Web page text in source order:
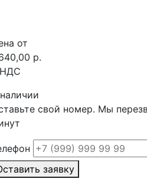
от
р.
свой номер. Мы
заявку